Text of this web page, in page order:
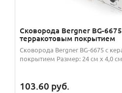
Сковорода Bergner BG-
терракотовым покрытием
Сковорода Bergner BG-6675 с
покрытием Размер: 24 см х 4,0
103.60 руб.